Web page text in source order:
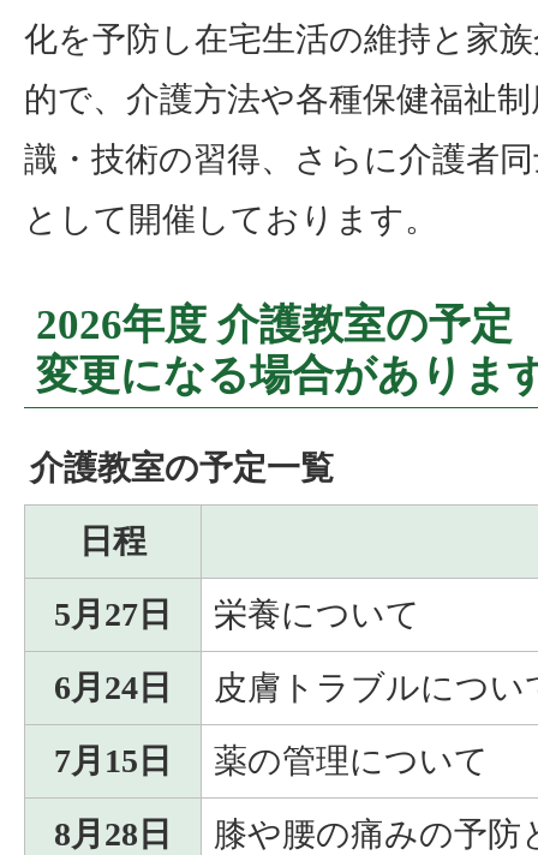
化を予防し在宅生活の維持と家
的で、介護方法や各種保健福祉
識・技術の習得、さらに介護者
として開催しております。
2026年度 介護教室の予定
変更になる場合がありま
介護教室の予定一覧
日程
5月27日
栄養について
6月24日
皮膚トラブルについ
7月15日
薬の管理について
8月28日
膝や腰の痛みの予防